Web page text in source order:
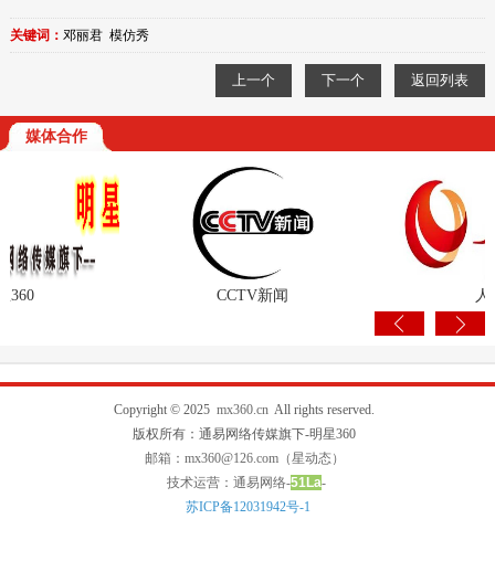
关键词： 邓丽君 模仿秀
上一个 下一个 返回列表
媒体合作
CCTV新闻 人民
Copyright © 2025 mx360.cn All rights reserved.
版权所有：通易网络传媒旗下-明星360
邮箱：mx360@126.com（星动态）
技术运营：通易网络-51La-
苏ICP备12031942号-1